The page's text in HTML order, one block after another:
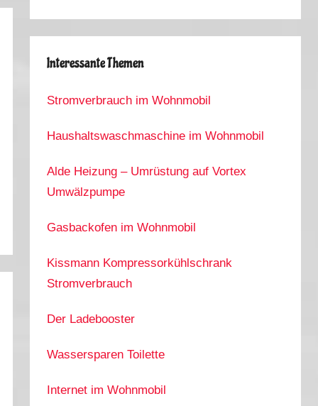
Interessante Themen
Stromverbrauch im Wohnmobil
Haushaltswaschmaschine im Wohnmobil
Alde Heizung – Umrüstung auf Vortex
Umwälzpumpe
Gasbackofen im Wohnmobil
Kissmann Kompressorkühlschrank
Stromverbrauch
Der Ladebooster
Wassersparen Toilette
Internet im Wohnmobil